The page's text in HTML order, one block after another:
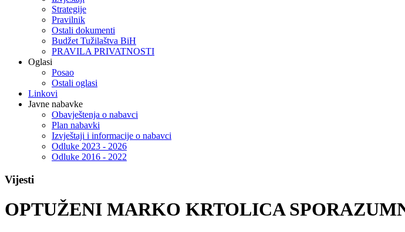
Strategije
Pravilnik
Ostali dokumenti
Budžet Tužilaštva BiH
PRAVILA PRIVATNOSTI
Oglasi
Posao
Ostali oglasi
Linkovi
Javne nabavke
Obavještenja o nabavci
Plan nabavki
Izvještaji i informacije o nabavci
Odluke 2023 - 2026
Odluke 2016 - 2022
Vijesti
OPTUŽENI MARKO KRTOLICA